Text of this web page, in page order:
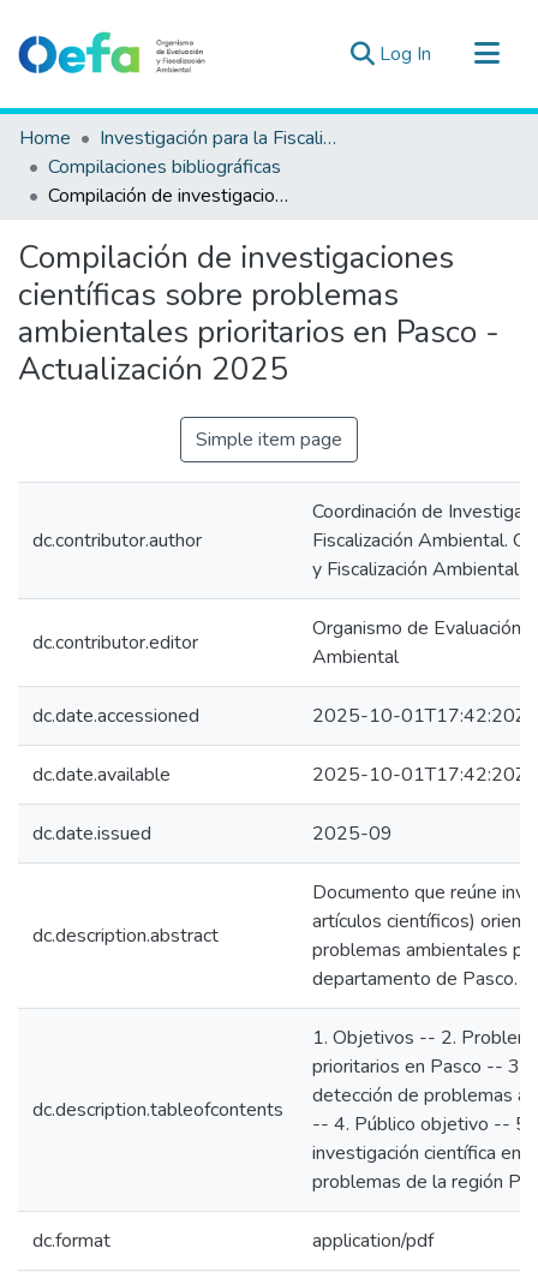
Log In (current)
Communities & Collections
All of DSpace
Statistics
Guias ▾
Home
Investigación para la Fiscalización Ambiental
Compilaciones bibliográficas
Compilación de investigaciones científicas sobre problemas ambientales prioritarios en Pasco - Actualización 2025
Compilación de investigaciones
científicas sobre problemas
ambientales prioritarios en Pasco -
Actualización 2025
Simple item page
dc.contributor.author
Coordinación de
Fiscalización Ambiental.
y Fiscalización Ambiental
dc.contributor.editor
Organismo de Evaluación
Ambiental
dc.date.accessioned 2025-10-01T17:42:20Z
dc.date.available 2025-10-01T17:42:20Z
dc.date.issued 2025-09
dc.description.abstract
Documento que reúne
artículos científicos)
problemas ambientales
departamento de Pasco.
dc.description.tableofcontents
1. Objetivos -- 2.
prioritarios en Pasco -- 3.
detección de problemas
-- 4. Público objetivo -- 5.
investigación científica en
problemas de la región
dc.format application/pdf